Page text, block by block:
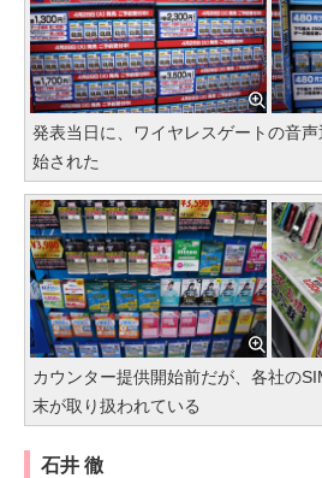
発表当日に、ワイヤレスゲートの音
始された
カウンター提供開始前だが、各社の
末が取り扱われている
石井 徹